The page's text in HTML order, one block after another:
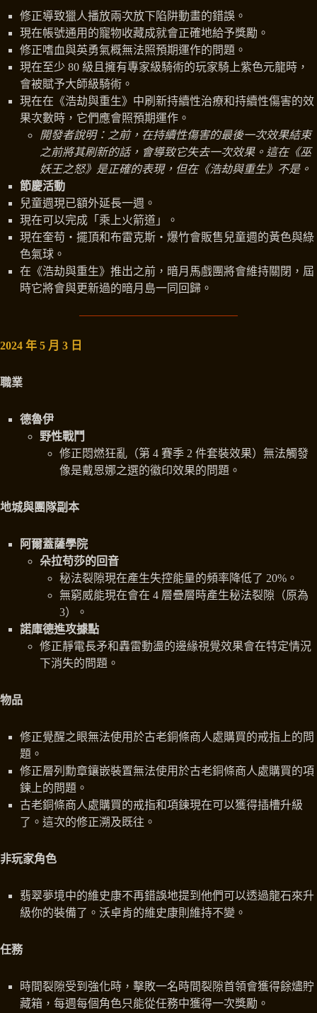
修正導致獵人播放兩次放下陷阱動畫的錯誤。
現在帳號通用的寵物收藏成就會正確地給予獎勵。
修正嗜血與英勇氣概無法照預期運作的問題。
現在至少 80 級且擁有專家級騎術的玩家騎上紫色元龍時，
會被賦予大師級騎術。
現在在《浩劫與重生》中刷新持續性治療和持續性傷害的效
果次數時，它們應會照預期運作。
開發者說明：之前，在持續性傷害的最後一次效果結束
之前將其刷新的話，會導致它失去一次效果。這在《巫
妖王之怒》是正確的表現，但在《浩劫與重生》不是。
節慶活動
兒童週現已額外延長一週。
現在可以完成「乘上火箭道」。
現在奎苟‧擺頂和布雷克斯‧爆竹會販售兒童週的黃色與綠
色氣球。
在《浩劫與重生》推出之前，暗月馬戲團將會維持關閉，屆
時它將會與更新過的暗月島一同回歸。
2024 年 5 月 3 日
職業
德魯伊
野性戰鬥
修正悶燃狂亂（第 4 賽季 2 件套裝效果）無法觸發
像是戴恩娜之選的徽印效果的問題。
地城與團隊副本
阿爾蓋薩學院
朵拉苟莎的回音
秘法裂隙現在產生失控能量的頻率降低了 20%。
無窮威能現在會在 4 層疊層時產生秘法裂隙（原為
3）。
諾庫德進攻據點
修正靜電長矛和轟雷動盪的邊緣視覺效果會在特定情況
下消失的問題。
物品
修正覺醒之眼無法使用於古老銅條商人處購買的戒指上的問
題。
修正層列勳章鑲嵌裝置無法使用於古老銅條商人處購買的項
鍊上的問題。
古老銅條商人處購買的戒指和項鍊現在可以獲得插槽升級
了。這次的修正溯及既往。
非玩家角色
翡翠夢境中的維史康不再錯誤地提到他們可以透過龍石來升
級你的裝備了。沃卓肯的維史康則維持不變。
任務
時間裂隙受到強化時，擊敗一名時間裂隙首領會獲得餘燼貯
藏箱，每週每個角色只能從任務中獲得一次獎勵。